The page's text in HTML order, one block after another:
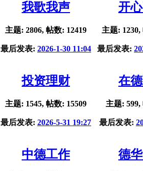
我歌我声
主题: 2806, 帖数: 12419
最后发表: 2026-1-30 11:04
开
主题: 1230,
最后发表:
投资理财
主题: 1545, 帖数: 15509
最后发表: 2026-5-31 19:27
在
主题: 599,
最后发表:
中德工作 德